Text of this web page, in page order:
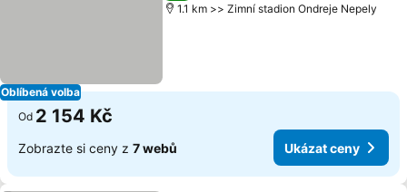
Oblíbená volba
1.1 km >> Zimní stadion Ondreje Nepely
Od 2 154 Kč
Zobrazte si ceny z 7 webů Ukázat ceny